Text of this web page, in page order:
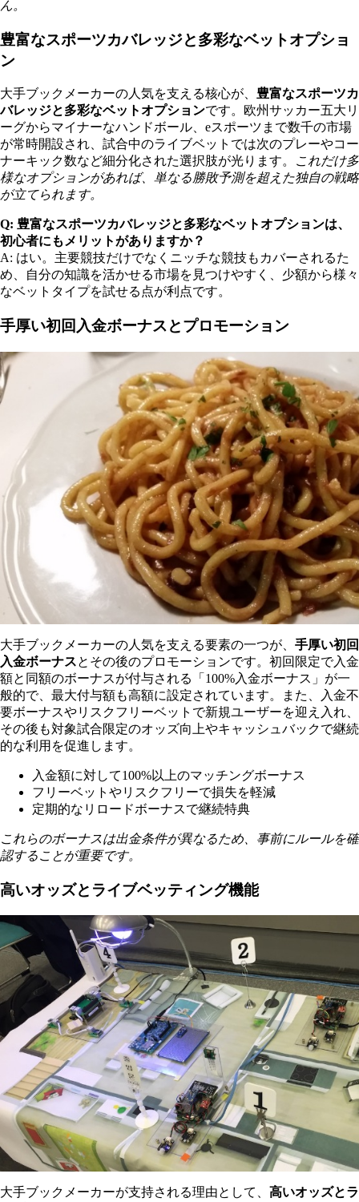
ん。
豊富なスポーツカバレッジと多彩なベットオプショ
ン
大手ブックメーカーの人気を支える核心が、 豊富なスポーツカ
バレッジと多彩なベットオプションです。欧州サッカー五大リ
ーグからマイナーなハンドボール、eスポーツまで数千の市場
が常時開設され、試合中のライブベットでは次のプレーやコー
ナーキック数など細分化された選択肢が光ります。
これだけ多
様なオプションがあれば、単なる勝敗予測を超えた独自の戦略
が立てられます。
Q: 豊富なスポーツカバレッジと多彩なベットオプションは、
初心者にもメリットがありますか？
A: はい。主要競技だけでなくニッチな競技もカバーされるた
め、自分の知識を活かせる市場を見つけやすく、少額から様々
なベットタイプを試せる点が利点です。
手厚い初回入金ボーナスとプロモーション
大手ブックメーカーの人気を支える要素の一つが、 手厚い初回
入金ボーナスとその後のプロモーションです。初回限定で入金
額と同額のボーナスが付与される「100%入金ボーナス」が一
般的で、最大付与額も高額に設定されています。また、入金不
要ボーナスやリスクフリーベットで新規ユーザーを迎え入れ、
その後も対象試合限定のオッズ向上やキャッシュバックで継続
的な利用を促進します。
入金額に対して100%以上のマッチングボーナス
フリーベットやリスクフリーで損失を軽減
定期的なリロードボーナスで継続特典
これらのボーナスは出金条件が異なるため、事前にルールを確
認することが重要です。
高いオッズとライブベッティング機能
大手ブックメーカーが支持される理由として、 高いオッズとラ